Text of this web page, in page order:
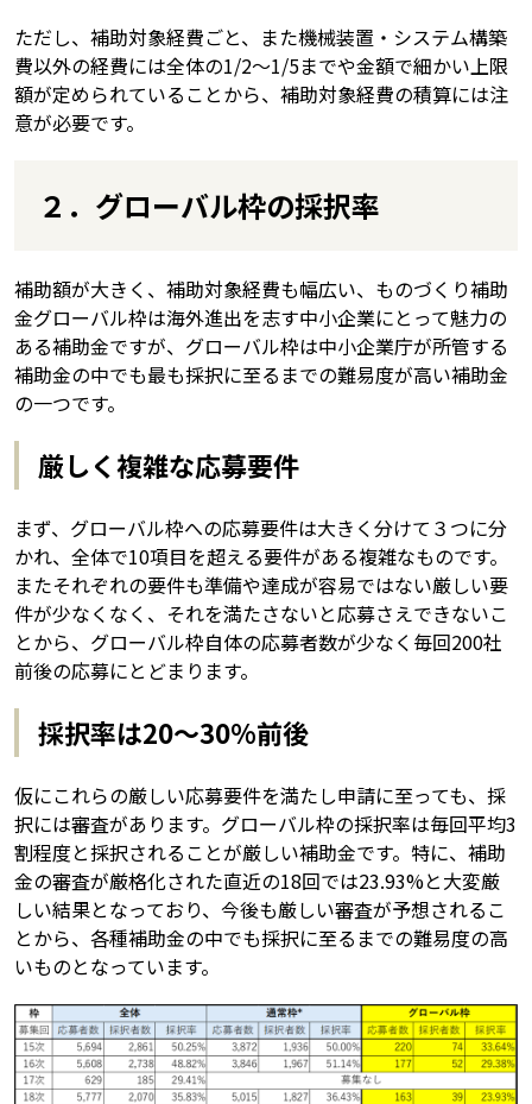
ただし、補助対象経費ごと、また機械装置・システム構築
費以外の経費には全体の1/2～1/5までや金額で細かい上限
額が定められていることから、補助対象経費の積算には注
意が必要です。
２．グローバル枠の採択率
補助額が大きく、補助対象経費も幅広い、ものづくり補助
金グローバル枠は海外進出を志す中小企業にとって魅力の
ある補助金ですが、グローバル枠は中小企業庁が所管する
補助金の中でも最も採択に至るまでの難易度が高い補助金
の一つです。
厳しく複雑な応募要件
まず、グローバル枠への応募要件は大きく分けて３つに分
かれ、全体で10項目を超える要件がある複雑なものです。
またそれぞれの要件も準備や達成が容易ではない厳しい要
件が少なくなく、それを満たさないと応募さえできないこ
とから、グローバル枠自体の応募者数が少なく毎回200社
前後の応募にとどまります。
採択率は20～30%前後
仮にこれらの厳しい応募要件を満たし申請に至っても、採
択には審査があります。グローバル枠の採択率は毎回平均3
割程度と採択されることが厳しい補助金です。特に、補助
金の審査が厳格化された直近の18回では23.93%と大変厳
しい結果となっており、今後も厳しい審査が予想されるこ
とから、各種補助金の中でも採択に至るまでの難易度の高
いものとなっています。